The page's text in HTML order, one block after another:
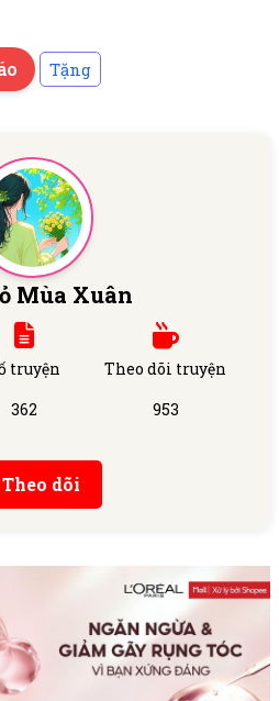
Tặng
Mùa Xuân
truyện
362
Theo dõi truyện
953
Theo dõi